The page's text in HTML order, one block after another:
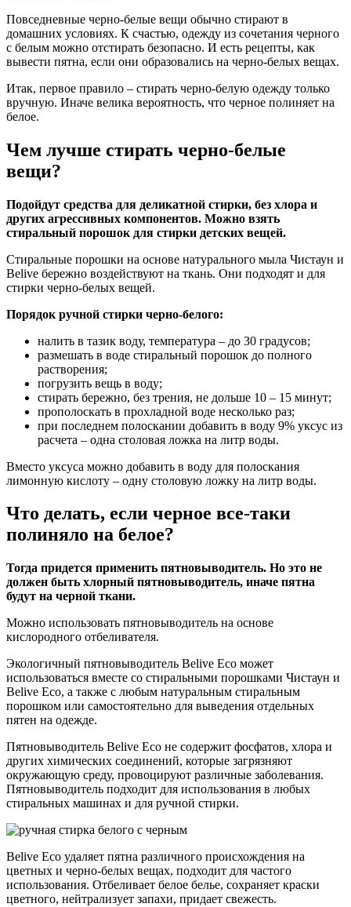
Повседневные черно-белые вещи обычно стирают в
домашних условиях. К счастью, одежду из сочетания черного
с белым можно отстирать безопасно. И есть рецепты, как
вывести пятна, если они образовались на черно-белых вещах.
Итак, первое правило – стирать черно-белую одежду только
вручную. Иначе велика вероятность, что черное полиняет на
белое.
Чем лучше стирать черно-белые
вещи?
Подойдут средства для деликатной стирки, без хлора и
других агрессивных компонентов. Можно взять
стиральный порошок для стирки детских вещей.
Стиральные порошки на основе натурального мыла Чистаун и
Belive бережно воздействуют на ткань. Они подходят и для
стирки черно-белых вещей.
Порядок ручной стирки черно-белого:
налить в тазик воду, температура – до 30 градусов;
размешать в воде стиральный порошок до полного
растворения;
погрузить вещь в воду;
стирать бережно, без трения, не дольше 10 – 15 минут;
прополоскать в прохладной воде несколько раз;
при последнем полоскании добавить в воду 9% уксус из
расчета – одна столовая ложка на литр воды.
Вместо уксуса можно добавить в воду для полоскания
лимонную кислоту – одну столовую ложку на литр воды.
Что делать, если черное все-таки
полиняло на белое?
Тогда придется применить пятновыводитель. Но это не
должен быть хлорный пятновыводитель, иначе пятна
будут на черной ткани.
Можно использовать пятновыводитель на основе
кислородного отбеливателя.
Экологичный пятновыводитель Belive Eco может
использоваться вместе со стиральными порошками Чистаун и
Belive Eco, а также с любым натуральным стиральным
порошком или самостоятельно для выведения отдельных
пятен на одежде.
Пятновыводитель Belive Eco не содержит фосфатов, хлора и
других химических соединений, которые загрязняют
окружающую среду, провоцируют различные заболевания.
Пятновыводитель подходит для использования в любых
стиральных машинах и для ручной стирки.
Belive Eco удаляет пятна различного происхождения на
цветных и черно-белых вещах, подходит для частого
использования. Отбеливает белое белье, сохраняет краски
цветного, нейтрализует запахи, придает свежесть.